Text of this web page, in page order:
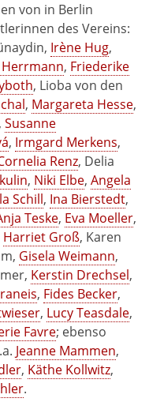
von in Berlin
des Vereins:
Irène Hug,
, Friederike
, Lioba von den
, Margareta Hesse,
, Susanne
, Irmgard Merkens,
Renz, Delia
, Niki Elbe, Angela
Schill, Ina Bierstedt,
Teske, Eva Moeller,
Harriet Groß, Karen
Gisela Weimann,
Kerstin Drechsel,
, Fides Becker,
, Lucy Teasdale,
Favre; ebenso
Jeanne Mammen,
, Käthe Kollwitz,
.